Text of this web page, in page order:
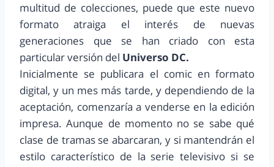
multitud de colecciones, puede que este nuevo
formato atraiga el interés de nuevas
generaciones que se han criado con esta
particular versión del Universo DC.
Inicialmente se publicara el comic en formato
digital, y un mes más tarde, y dependiendo de la
aceptación, comenzaría a venderse en la edición
impresa. Aunque de momento no se sabe qué
clase de tramas se abarcaran, y si mantendrán el
estilo característico de la serie televisivo si se